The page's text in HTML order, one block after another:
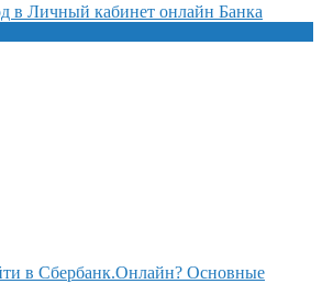
в Личный кабинет онлайн Банка
в Сбербанк.Онлайн? Основные